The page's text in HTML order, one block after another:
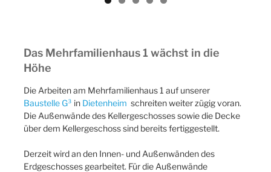
Das Mehrfamilienhaus 1 wächst in die
Höhe
Die Arbeiten am Mehrfamilienhaus 1 auf unserer
Baustelle G³ in Dietenheim schreiten weiter zügig voran.
Die Außenwände des Kellergeschosses sowie die Decke
über dem Kellergeschoss sind bereits fertiggestellt.
Derzeit wird an den Innen- und Außenwänden des
Erdgeschosses gearbeitet. Für die Außenwände